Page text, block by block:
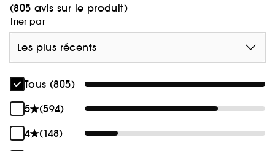
(805 avis sur le produit)
Trier par
Les plus récents
Tous (805)
5
(594)
4
(148)